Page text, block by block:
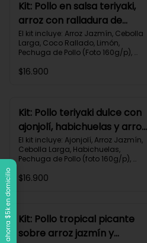
Protaínas 40g
Kit: Pollo en salsa teriyaki,
arroz con ralladura de
coco y repollo salteado-
143
El kit incluye: Arroz Jazmín, Cebolla
Larga, Coco Rallado, Limón,
Pechuga de Pollo (Foto 160g/p),
Receta Impresa
$16.900
Kit: Pollo teriyaki dulce con
ajonjolí, habichuelas y arroz
jazmín-149
El kit incluye: Ajonjolí, Arroz Jazmín,
Cebolla Larga, Habichuelas,
Pechuga de Pollo (foto 160g/p),
Paprika, Receta Impresa.
$16.900
Kit: Pollo tropical picante
sobre arroz jazmín y